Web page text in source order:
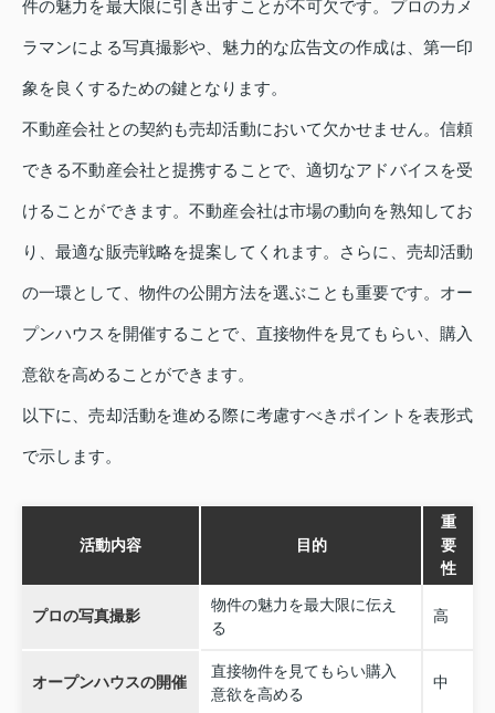
件の魅力を最大限に引き出すことが不可欠です。プロのカメ
ラマンによる写真撮影や、魅力的な広告文の作成は、第一印
象を良くするための鍵となります。
不動産会社との契約も売却活動において欠かせません。信頼
できる不動産会社と提携することで、適切なアドバイスを受
けることができます。不動産会社は市場の動向を熟知してお
り、最適な販売戦略を提案してくれます。さらに、売却活動
の一環として、物件の公開方法を選ぶことも重要です。オー
プンハウスを開催することで、直接物件を見てもらい、購入
意欲を高めることができます。
以下に、売却活動を進める際に考慮すべきポイントを表形式
で示します。
活動内容 目的
重
要
性
プロの写真撮影
物件の魅力を最大限に伝え
る
高
オープンハウスの開催
直接物件を見てもらい購入
意欲を高める
中